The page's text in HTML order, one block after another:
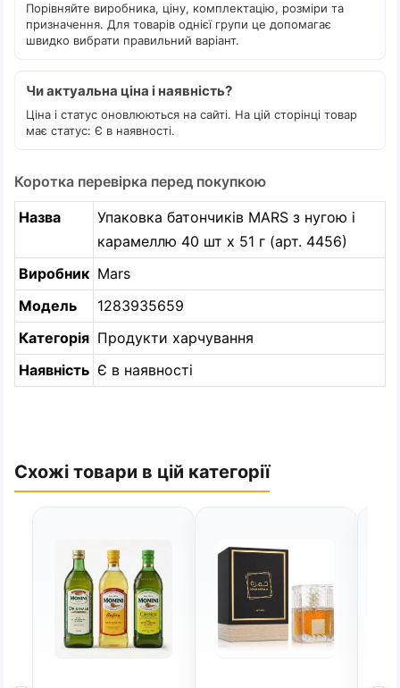
Порівняйте виробника, ціну, комплектацію, розміри та
призначення. Для товарів однієї групи це допомагає
швидко вибрати правильний варіант.
Чи актуальна ціна і наявність?
Ціна і статус оновлюються на сайті. На цій сторінці товар
має статус: Є в наявності.
Коротка перевірка перед покупкою
Назва
Упаковка батончиків MARS з нугою і
карамеллю 40 шт х 51 г (арт. 4456)
Виробник Mars
Модель
1283935659
Категорія Продукти харчування
Наявність Є в наявності
Схожі товари в цій категорії